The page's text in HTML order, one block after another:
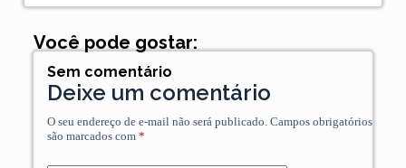
Você pode gostar:
Sem comentário
Deixe um comentário
O seu endereço de e-mail não será publicado. Campos obrigatórios
são marcados com *